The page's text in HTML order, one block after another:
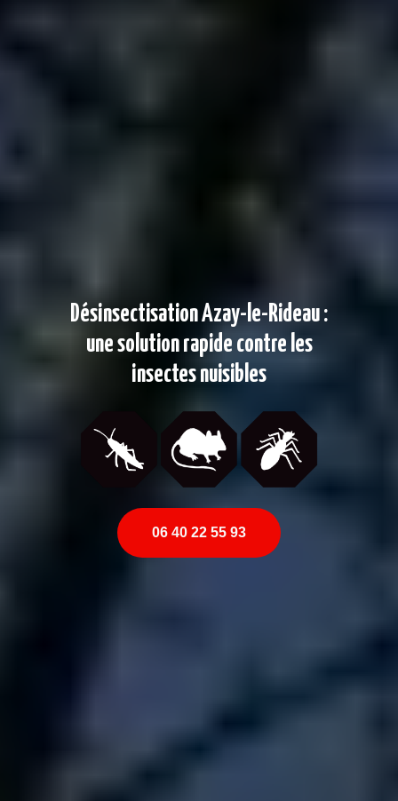
Désinsectisation Azay-le-Rideau :
une solution rapide contre les
insectes nuisibles
06 40 22 55 93